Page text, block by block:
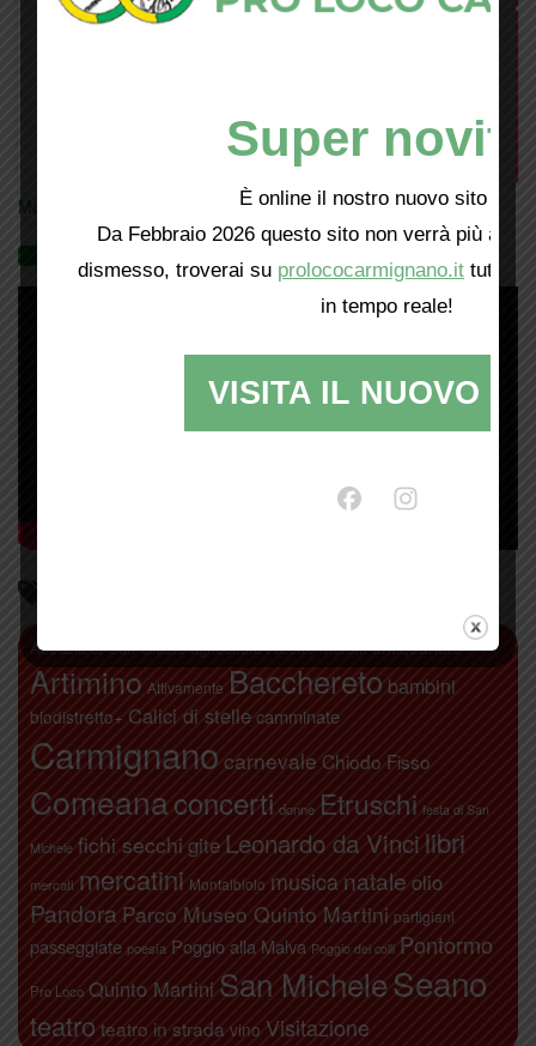
Mostra tutte le locandine
Videogallery
Abbazia di San Giusto agricoltura Alberto Moretti antiquariato
Artimino Attivamente Bacchereto bambini
biodistretto+ Calici di stellecamminate
Carmignano carnevale Chiodo Fisso
Comeanaconcerti donne Etruschi festa di San
Michele fichi secchi gite Leonardo da Vinci libri
mercati mercatini Montalbiolo musica natale olio
Pandora Parco Museo Quinto Martini partigiani
passeggiate poesia Poggio alla Malva Poggio dei colli Pontormo
Pro Loco Quinto Martini San MicheleSeano
teatro teatro in strada vino Visitazione
Super
È online il nostro nuovo sito web!
Da Febbraio 2026 questo sito non verrà più
dismesso, troverai su prolococarmignano.it tutti i
in tempo reale!
VISITA IL NUOVO